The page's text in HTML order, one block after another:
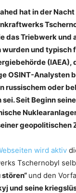
hat in der
Triebwerk und
und typisch
OSINT-Analysten
russischem oder
Seit Beginn
geopolitischen
wird aktiv
Tschernobyl
und den
und seine